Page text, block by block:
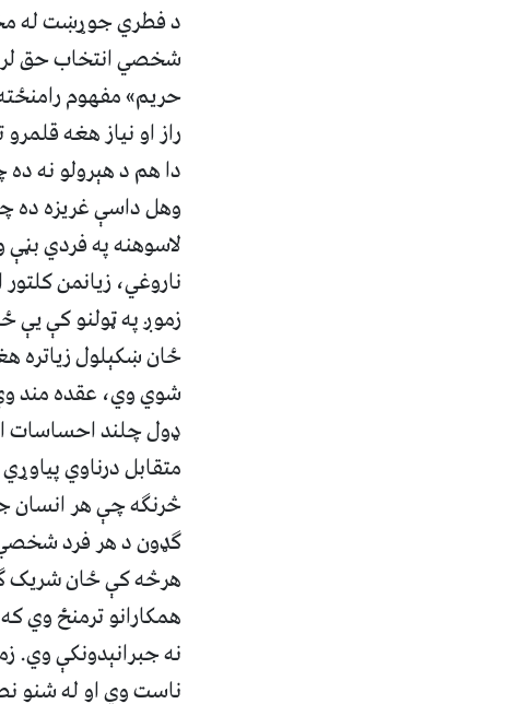
د فطري جوړښت له
شخصي انتخاب حق
حریم» مفهوم
راز او نیاز هغه
دا هم د هېرولو نه
وهل داسې غریزه ده
لاسوهنه په فردي
ناروغي،‌ زیانمن
زموږ په ټولنو کې یې
ځان ښکېلول زیاتره
شوي وي، عقده‌ مند
ډول چلند احساسات
متقابل درناوي
څرنګه چې هر انسان
ګډون د هر فرد شخصي
هرڅه کې ځان شریک
همکارانو ترمنځ وي
نه جبرانېدونکې وي.
ناست وي او له شنو